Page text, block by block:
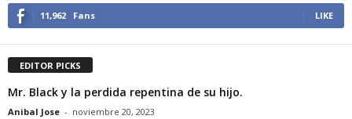
11,962 Fans LIKE
EDITOR PICKS
Mr. Black y la perdida repentina de su hijo.
Anibal Jose - noviembre 20, 2023